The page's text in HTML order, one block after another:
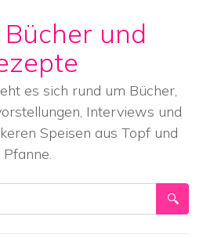
und
es sich rund um Bücher,
Interviews und
Speisen aus Topf und
Pfanne.